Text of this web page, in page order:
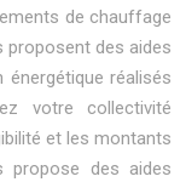
de chauffage
des aides
réalisés
votre collectivité
et les montants
propose des aides